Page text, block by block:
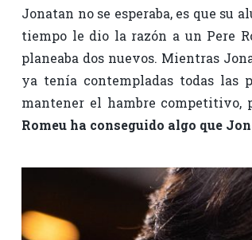
Jonatan no se esperaba, es que su
tiempo le dio la razón a un Pere
planeaba dos nuevos. Mientras
ya tenía contempladas todas las
mantener el hambre competitivo,
Romeu ha conseguido algo que